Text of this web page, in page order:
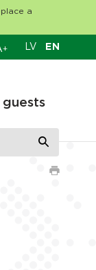
a
+ LV EN
guests